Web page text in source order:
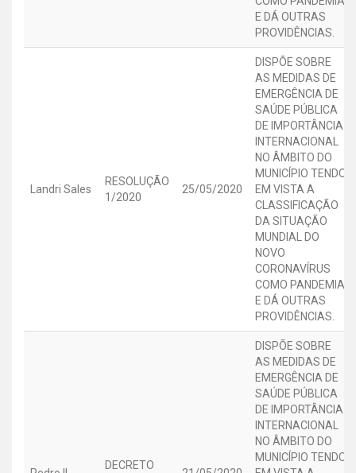
E DÁ OUTRAS
PROVIDÊNCIAS.
Landri Sales
RESOLUÇÃO
1/2020
25/05/2020
DISPÕE SOBRE
AS MEDIDAS DE
EMERGÊNCIA DE
SAÚDE PÚBLICA
DE IMPORTÂNCIA
INTERNACIONAL
NO ÂMBITO DO
MUNICÍPIO TENDO
EM VISTA A
CLASSIFICAÇÃO
DA SITUAÇÃO
MUNDIAL DO
NOVO
CORONAVÍRUS
COMO PANDEMIA,
E DÁ OUTRAS
PROVIDÊNCIAS.
DECRETO
DISPÕE SOBRE
AS MEDIDAS DE
EMERGÊNCIA DE
SAÚDE PÚBLICA
DE IMPORTÂNCIA
INTERNACIONAL
NO ÂMBITO DO
MUNICÍPIO TENDO